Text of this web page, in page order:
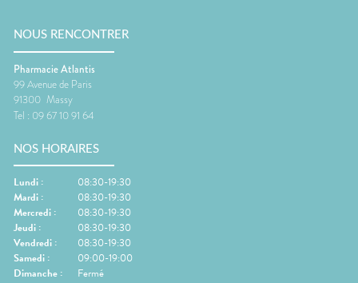
NOUS RENCONTRER
Pharmacie Atlantis
99 Avenue de Paris
91300 Massy
Tel : 09 67 10 91 64
NOS HORAIRES
Lundi :
08:30-19:30
Mardi :
08:30-19:30
Mercredi :
08:30-19:30
Jeudi :
08:30-19:30
Vendredi :
08:30-19:30
Samedi :
09:00-19:00
Dimanche : Fermé